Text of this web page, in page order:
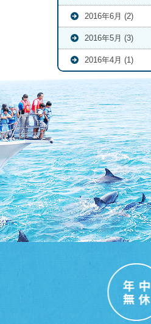
2016年6月 (2)
2016年5月 (3)
2016年4月 (1)
年中
無休